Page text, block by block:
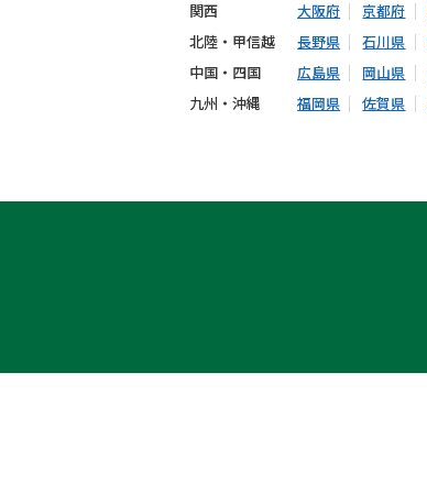
関西 大阪府 京都府
北陸・甲信越
長野県 石川県
中国・四国
広島県 岡山県
九州・沖縄
福岡県 佐賀県